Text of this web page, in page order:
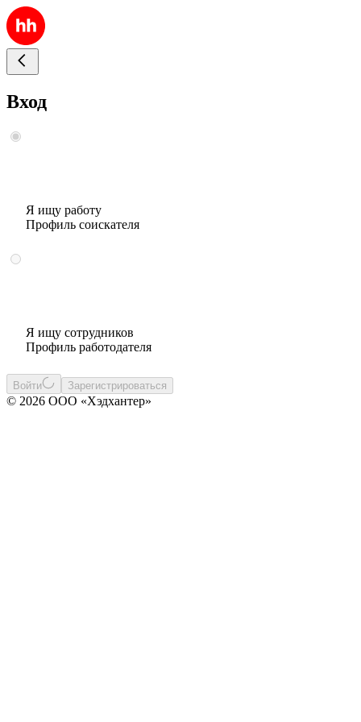
Вход
Я ищу работу
Профиль соискателя
Я ищу сотрудников
Профиль работодателя
Войти Зарегистрироваться
© 2026 ООО «Хэдхантер»